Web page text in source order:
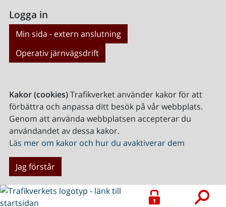
Logga in
Min sida - extern anslutning
Operativ järnvägsdrift
Kakor (cookies)Trafikverket använder kakor för att
förbättra och anpassa ditt besök på vår webbplats.
Genom att använda webbplatsen accepterar du
användandet av dessa kakor.
Läs mer om kakor och hur du avaktiverar dem
Jag förstår